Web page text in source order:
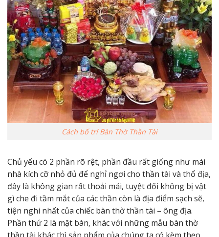
Cách bố trí Bàn Thờ Thần Tài
Chủ yếu có 2 phần rõ rệt, phần đầu rất giống như mái
nhà kích cỡ nhỏ đủ để nghỉ ngơi cho thần tài và thổ địa,
đây là không gian rất thoải mái, tuyệt đối không bị vật
gì che đi tầm mắt của các thần còn là địa điểm sạch sẽ,
tiện nghi nhất của chiếc bàn thờ thần tài – ông địa.
Phần thứ 2 là mặt bàn, khác với những mẫu bàn thờ